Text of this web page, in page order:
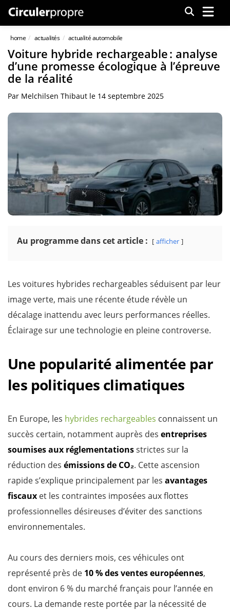
Menu
home actualités actualité automobile
Voiture hybride rechargeable : analyse
d’une promesse écologique à l’épreuve
de la réalité
Par Melchilsen Thibaut le 14 septembre 2025
Au programme dans cet article : afficher
Les voitures hybrides rechargeables séduisent par leur
image verte, mais une récente étude révèle un
décalage inattendu avec leurs performances réelles.
Éclairage sur une technologie en pleine controverse.
Une popularité alimentée par
les politiques climatiques
En Europe, les hybrides rechargeables connaissent un
succès certain, notamment auprès des entreprises
soumises aux réglementationsstrictes sur la
réduction des émissions de CO₂. Cette ascension
rapide s’explique principalement par les avantages
fiscaux et les contraintes imposées aux flottes
professionnelles désireuses d’éviter des sanctions
environnementales.
Au cours des derniers mois, ces véhicules ont
représenté près de 10 % des ventes européennes,
dont environ 6 % du marché français pour l’année en
cours. La demande reste portée par la nécessité de